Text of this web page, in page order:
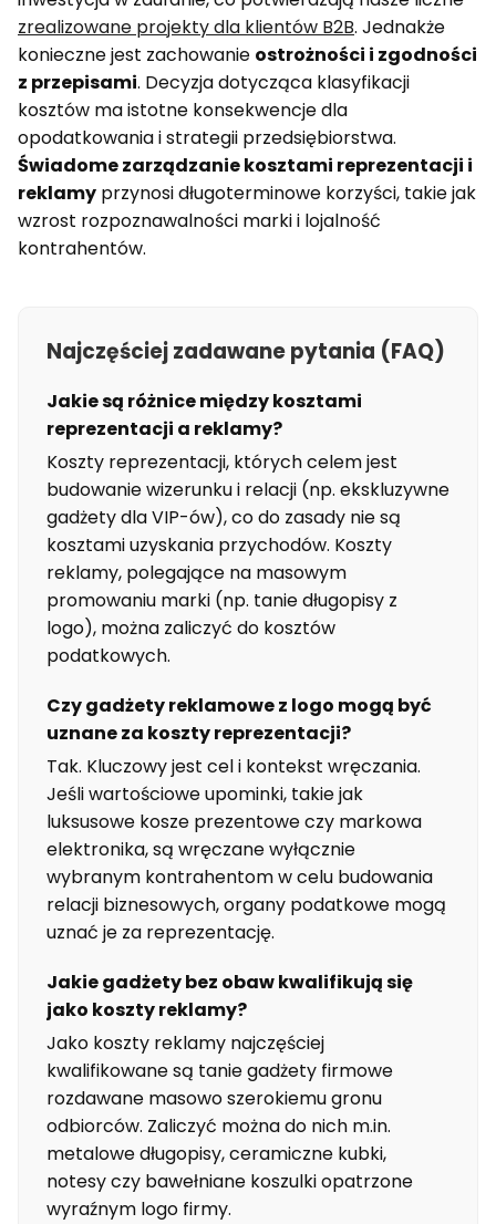
zrealizowane projekty dla klientów B2B. Jednakże
konieczne jest zachowanie ostrożności i zgodności
z przepisami. Decyzja dotycząca klasyfikacji
kosztów ma istotne konsekwencje dla
opodatkowania i strategii przedsiębiorstwa.
Świadome zarządzanie kosztami reprezentacji i
reklamy przynosi długoterminowe korzyści, takie jak
wzrost rozpoznawalności marki i lojalność
kontrahentów.
Najczęściej zadawane pytania (FAQ)
Jakie są różnice między kosztami
reprezentacji a reklamy?
Koszty reprezentacji, których celem jest
budowanie wizerunku i relacji (np. ekskluzywne
gadżety dla VIP-ów), co do zasady nie są
kosztami uzyskania przychodów. Koszty
reklamy, polegające na masowym
promowaniu marki (np. tanie długopisy z
logo), można zaliczyć do kosztów
podatkowych.
Czy gadżety reklamowe z logo mogą być
uznane za koszty reprezentacji?
Tak. Kluczowy jest cel i kontekst wręczania.
Jeśli wartościowe upominki, takie jak
luksusowe kosze prezentowe czy markowa
elektronika, są wręczane wyłącznie
wybranym kontrahentom w celu budowania
relacji biznesowych, organy podatkowe mogą
uznać je za reprezentację.
Jakie gadżety bez obaw kwalifikują się
jako koszty reklamy?
Jako koszty reklamy najczęściej
kwalifikowane są tanie gadżety firmowe
rozdawane masowo szerokiemu gronu
odbiorców. Zaliczyć można do nich m.in.
metalowe długopisy, ceramiczne kubki,
notesy czy bawełniane koszulki opatrzone
wyraźnym logo firmy.